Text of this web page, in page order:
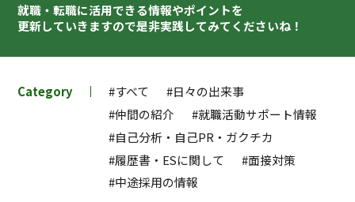
就職・転職に活用できる情報やポイントを
更新していきますので是非実践してみてくださいね！
Category #すべて
#日々の出来事
#仲間の紹介
#就職活動サポート情報
#自己分析・自己PR・ガクチカ
#履歴書・ESに関して
#面接対策
#中途採用の情報